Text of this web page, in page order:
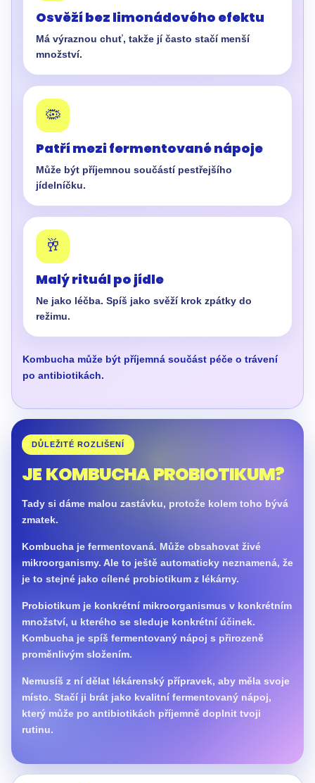
Osvěží bez limonádového efektu
Má výraznou chuť, takže jí často stačí menší
množství.
🦠
Patří mezi fermentované nápoje
Může být příjemnou součástí pestřejšího
jídelníčku.
🥂
Malý rituál po jídle
Ne jako léčba. Spíš jako svěží krok zpátky do
režimu.
Kombucha může být příjemná součást péče o trávení
po antibiotikách.
DŮLEŽITÉ ROZLIŠENÍ
JE KOMBUCHA PROBIOTIKUM?
Tady si dáme malou zastávku, protože kolem toho bývá
zmatek.
Kombucha je fermentovaná. Může obsahovat živé
mikroorganismy. Ale to ještě automaticky neznamená, že
je to stejné jako cílené probiotikum z lékárny.
Probiotikum je konkrétní mikroorganismus v konkrétním
množství, u kterého se sleduje konkrétní účinek.
Kombucha je spíš fermentovaný nápoj s přirozeně
proměnlivým složením.
Nemusíš z ní dělat lékárenský přípravek, aby měla svoje
místo. Stačí ji brát jako kvalitní fermentovaný nápoj,
který může po antibiotikách příjemně doplnit tvoji
rutinu.